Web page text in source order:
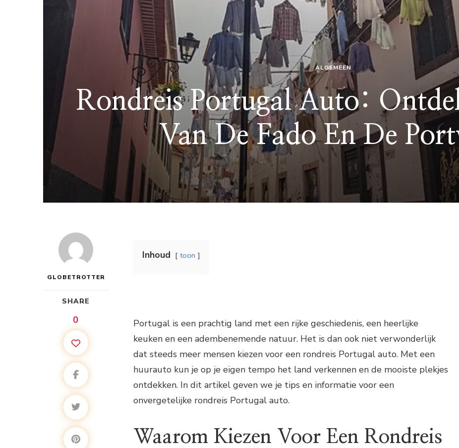
ALGEMEEN
Rondreis Portugal Auto:
Van De Fado En De
GLOBETROTTER
SHARE
0
Inhoud toon
Portugal is een prachtig land met een rijke geschiedenis, een heerlijke
keuken en een adembenemende natuur. Het is dan ook niet verwonderlijk
dat steeds meer mensen kiezen voor een rondreis Portugal auto. Met een
huurauto kun je op je eigen tempo het land verkennen en de mooiste plekjes
ontdekken. In dit artikel geven we je tips en informatie voor een
onvergetelijke rondreis Portugal auto.
Waarom Kiezen Voor Een Rondreis